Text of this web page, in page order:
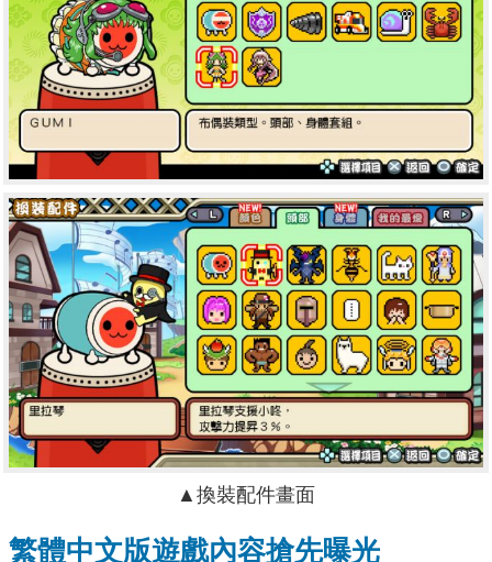
▲換裝配件畫面
繁體中文版遊戲內容搶先曝光